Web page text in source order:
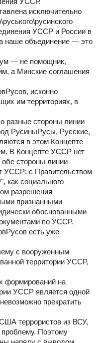
исключительно
УССР и России в
наше объединение — это
— не помощник,
а Минские соглашения
исконно
им территориях, в
разные стороны линии
РусиныРусы, Русские,
в этом Концепте
В Концепте УССР нет
стороны линии
УССР: с Правительством
социального
разрешения
признанными
обоснованными
по УССР.
есть уже
с вооруженным
территории УССР,
формирований на
УССР является одной
прекратить
террористов из ВСУ,
Поэтому